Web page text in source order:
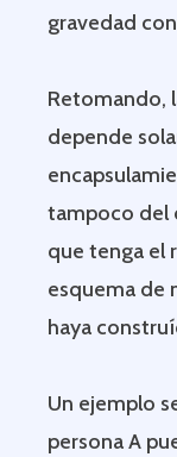
gravedad
Retomando,
depende
tampoco del
que tenga el
esquema de
haya
Un ejemplo
persona A